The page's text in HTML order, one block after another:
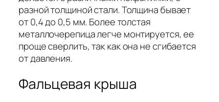
разной толщиной стали. Толщина бывает
от 0,4 до 0,5 мм. Более толстая
металлочерепица легче монтируется, ее
проще сверлить, так как она не сгибается
от давления.
Фальцевая крыша